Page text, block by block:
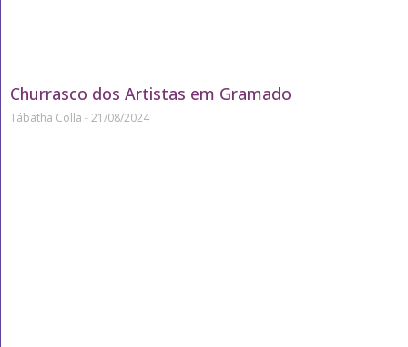
Churrasco dos Artistas em Gramado
Tábatha Colla 21/08/2024